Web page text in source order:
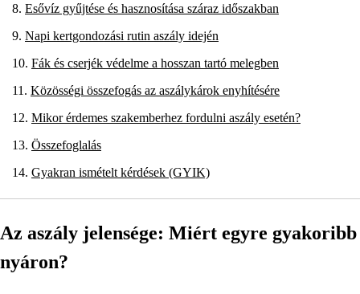
Esővíz gyűjtése és hasznosítása száraz időszakban
Napi kertgondozási rutin aszály idején
Fák és cserjék védelme a hosszan tartó melegben
Közösségi összefogás az aszálykárok enyhítésére
Mikor érdemes szakemberhez fordulni aszály esetén?
Összefoglalás
Gyakran ismételt kérdések (GYIK)
Az aszály jelensége: Miért egyre gyakoribb
nyáron?